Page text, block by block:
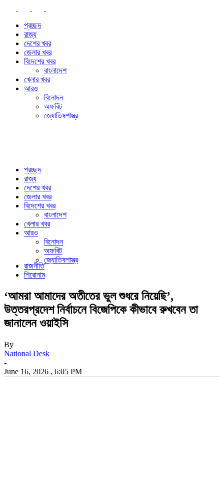
প্রচ্ছদ
রাজ্য
দেশের খবর
জেলার খবর
বিদেশের খবর
বাংলাদেশ
খেলার খবর
আরও
বিনোদন
অফবিট
জ্যোতিষশাস্ত্র
প্রচ্ছদ
রাজ্য
দেশের খবর
জেলার খবর
বিদেশের খবর
বাংলাদেশ
খেলার খবর
আরও
বিনোদন
অফবিট
জ্যোতিষশাস্ত্র
রাজনীতি
শিরোনাম
‘আমরা আমাদের অতীতের ভুল শুধরে নিয়েছি’,
উত্তরপ্রদেশ নির্বাচনে বিজেপিকে কীভাবে রুখবেন তা
জানালেন ওয়াইসি
By
National Desk
-
June 16, 2026 , 6:05 PM